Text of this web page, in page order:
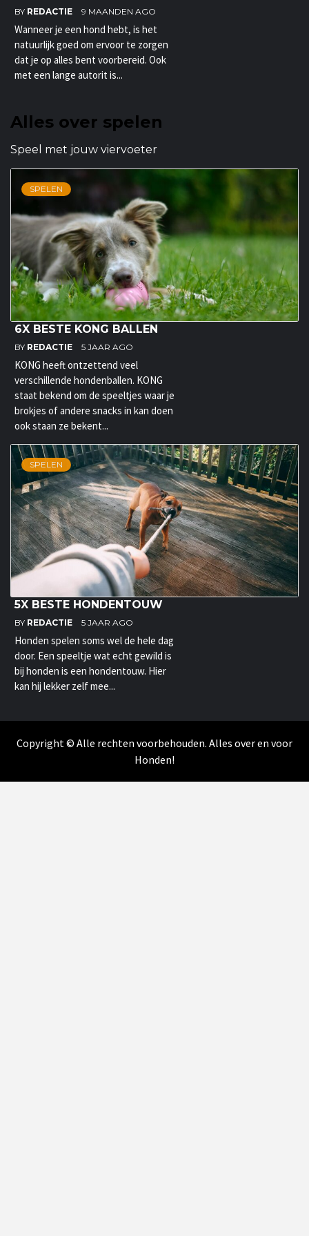
BY REDACTIE 9 MAANDEN AGO
Wanneer je een hond hebt, is het
natuurlijk goed om ervoor te zorgen
dat je op alles bent voorbereid. Ook
met een lange autorit is...
Alles over spelen
Speel met jouw viervoeter
SPELEN
6X BESTE KONG BALLEN
BY REDACTIE 5 JAAR AGO
KONG heeft ontzettend veel
verschillende hondenballen. KONG
staat bekend om de speeltjes waar je
brokjes of andere snacks in kan doen
ook staan ze bekent...
SPELEN
5X BESTE HONDENTOUW
BY REDACTIE 5 JAAR AGO
Honden spelen soms wel de hele dag
door. Een speeltje wat echt gewild is
bij honden is een hondentouw. Hier
kan hij lekker zelf mee...
Copyright © Alle rechten voorbehouden. Alles over en voor
Honden!